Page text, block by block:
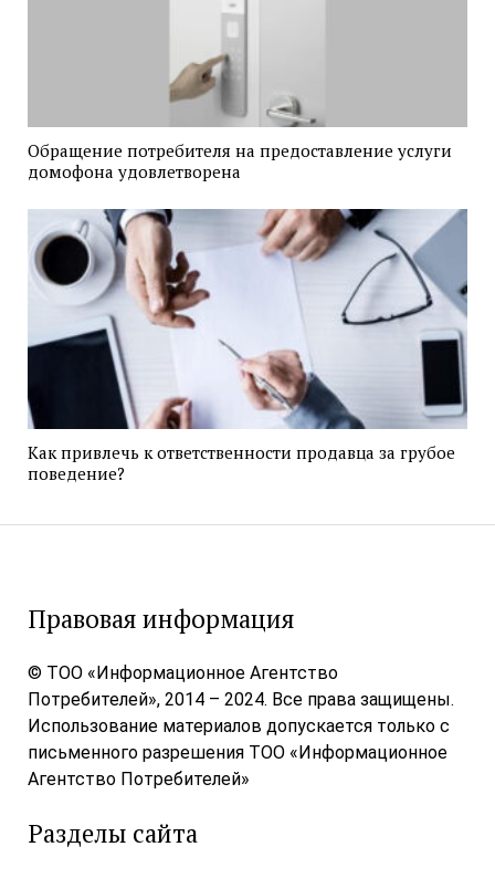
Обращение потребителя на предоставление услуги
домофона удовлетворена
Как привлечь к ответственности продавца за грубое
поведение?
Правовая информация
© ТОО «Информационное Агентство
Потребителей», 2014 – 2024. Все права защищены.
Использование материалов допускается только с
письменного разрешения ТОО «Информационное
Агентство Потребителей»
Разделы сайта